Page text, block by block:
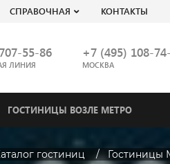
СПРАВОЧНАЯ КОНТАКТЫ
55-86
ЛИНИЯ
+7 (495) 108-
МОСКВА
ГОСТИНИЦЫ ВОЗЛЕ МЕТРО
гостиниц Гостиницы